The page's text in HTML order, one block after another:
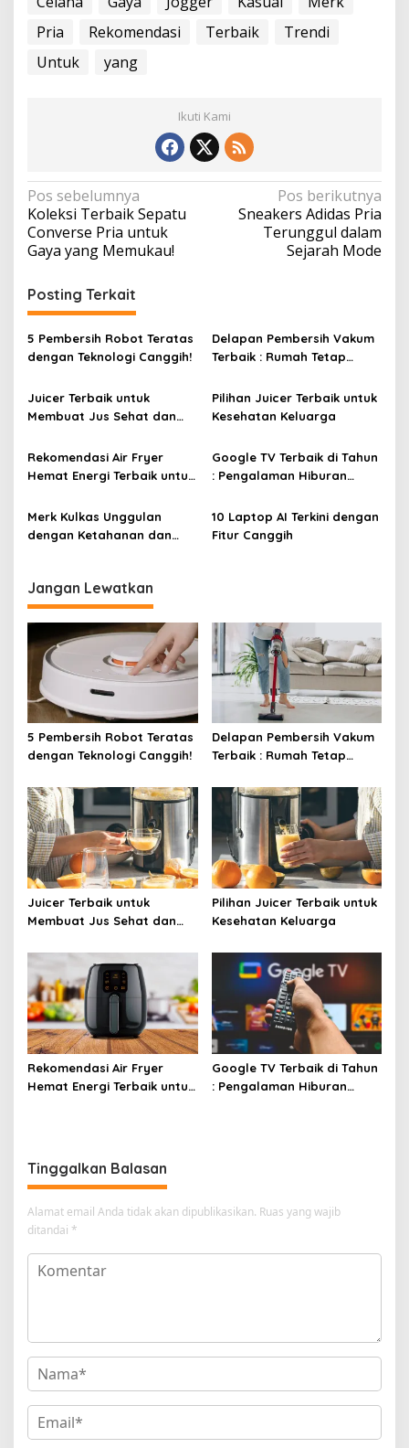
Pria
Rekomendasi Terbaik
Trendi
Untuk
yang
Ikuti Kami
N
a
v
g
a
s
p
o
s
Pos sebelumnya
Koleksi Terbaik Sepatu
Converse Pria untuk
Gaya yang Memukau!
Pos berikutnya
Sneakers Adidas Pria
Terunggul dalam
Sejarah Mode
Posting Terkait
5 Pembersih Robot Teratas
dengan Teknologi Canggih!
Delapan Pembersih Vakum
Terbaik : Rumah Tetap
Juicer Terbaik untuk
Membuat Jus Sehat dan
Pilihan Juicer Terbaik untuk
Kesehatan Keluarga
Rekomendasi Air Fryer
Hemat Energi Terbaik untuk
Google TV Terbaik di Tahun
: Pengalaman Hiburan
Luas!
Merk Kulkas Unggulan
dengan Ketahanan dan
10 Laptop AI Terkini dengan
Fitur Canggih
Jangan Lewatkan
5 Pembersih Robot Teratas
dengan Teknologi Canggih!
Delapan Pembersih Vakum
Terbaik : Rumah Tetap
Juicer Terbaik untuk
Membuat Jus Sehat dan
Pilihan Juicer Terbaik untuk
Kesehatan Keluarga
Rekomendasi Air Fryer
Hemat Energi Terbaik untuk
Google TV Terbaik di Tahun
: Pengalaman Hiburan
Tinggalkan Balasan
Alamat email Anda tidak akan dipublikasikan. Ruas yang wajib
ditandai *